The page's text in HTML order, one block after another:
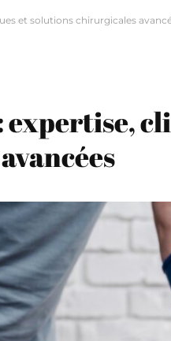
et solutions chirurgicales